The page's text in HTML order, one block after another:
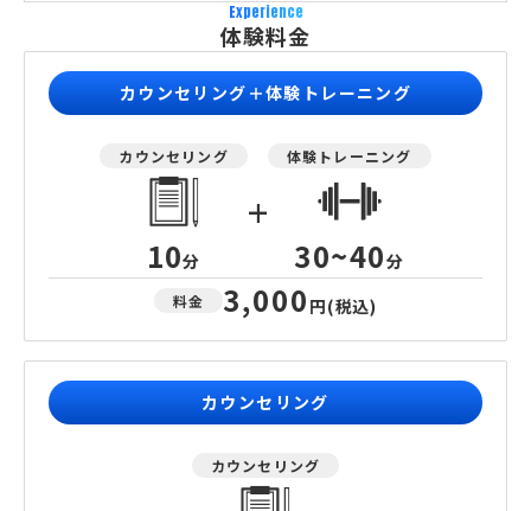
Experience
体験料金
カウンセリング＋体験トレーニング
カウンセリング
10分
+
体験トレーニング
30~40分
料金 3,000 円(税込)
カウンセリング
カウンセリング